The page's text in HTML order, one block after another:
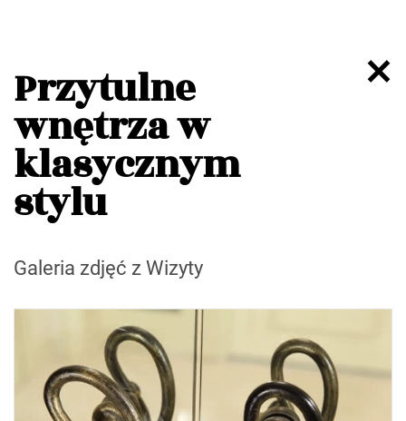
Przytulne
wnętrza w
klasycznym
stylu
Galeria zdjęć z Wizyty